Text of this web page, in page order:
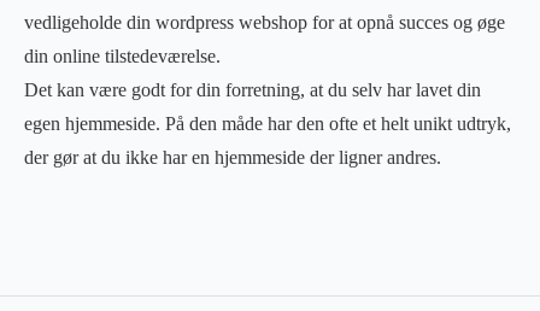
vedligeholde din wordpress webshop for at opnå succes og øge
din online tilstedeværelse.
Det kan være godt for din forretning, at du selv har lavet din
egen hjemmeside. På den måde har den ofte et helt unikt udtryk,
der gør at du ikke har en hjemmeside der ligner andres.